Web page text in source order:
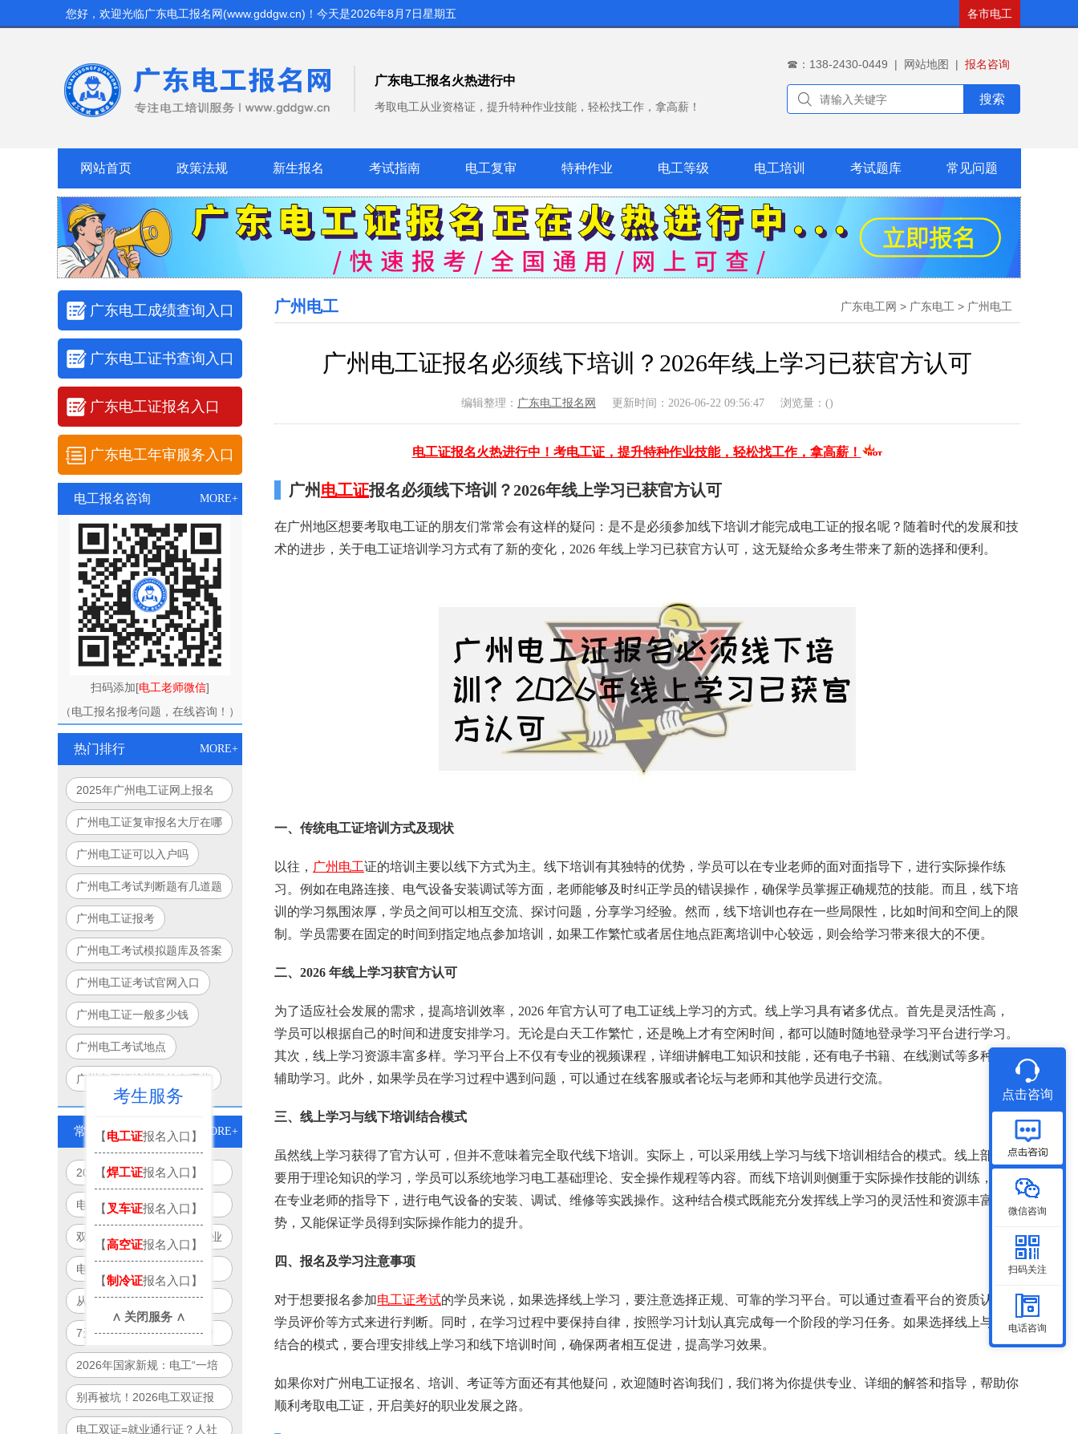
您好，欢迎光临广东电工报名网(www.gddgw.cn) ！今天是2026年8月7日星期五 各市电工
广东电工报名火热进行中
考取电工从业资格证，提升特种作业技能，轻松找工作，拿高薪！
☎：138-2430-0449 | 网站地图 | 报名咨询
搜索
网站首页 政策法规 新生报名 考试指南 电工复审 特种作业 电工等级 电工培训 考试题库 常见问题
广东电工成绩查询入口
广东电工证书查询入口
广东电工证报名入口
广东电工年审服务入口
电工报名咨询 MORE+
扫码添加[电工老师微信]
（电工报名报考问题，在线咨询！）
热门排行 MORE+
2025年广州电工证网上报名
入口官网指南
广州电工证复审报名大厅在哪
里
广州电工证可以入户吗
广州电工考试判断题有几道题
广州电工证报考
广州电工考试模拟题库及答案
广州电工证考试官网入口
广州电工证一般多少钱
广州电工考试地点
广州电工证培训学校有哪些
常见问题 MORE+
2026年电工双证培训新模
式：免重复培训、跨省通用、
线上+线下
电工证别再单考！2026年
起“双证合一”成就业硬门槛
双证电工薪资直涨50%！企业
抢人真相：单证已过时
电工双证补贴最高8000元？
2026年全国32城可申领清单
曝光
从月薪5000到12000：双证
电工职业晋升路径全图解
7天拿双证？广州电工可报！
政府补贴项目制培训全解析
2026年国家新规：电工“一培
双证”合法落地，一次培训拿
双证！
别再被坑！2026电工双证报
名避雷指南：官方渠道+防骗
电工双证=就业通行证？人社
广东电工网 > 广东电工 > 广州电工
广州电工
广州电工证报名必须线下培训？2026年线上学习已获官方认可
编辑整理： 广东电工报名网 更新时间：2026-06-22 09:56:47 浏览量：()
电工证报名火热进行中！考电工证，提升特种作业技能，轻松找工作，拿高薪！
广州电工证报名必须线下培训？2026年线上学习已获官方认可
在广州地区想要考取电工证的朋友们常常会有这样的疑问：是不是必须参加线下培训才能完成电工证的报名呢？随着时代的发展和技
术的进步，关于电工证培训学习方式有了新的变化，2026 年线上学习已获官方认可，这无疑给众多考生带来了新的选择和便利。
一、传统电工证培训方式及现状
以往， 广州电工证的培训主要以线下方式为主。线下培训有其独特的优势，学员可以在专业老师的面对面指导下，进行实际操作练
习。例如在电路连接、电气设备安装调试等方面，老师能够及时纠正学员的错误操作，确保学员掌握正确规范的技能。而且，线下培
训的学习氛围浓厚，学员之间可以相互交流、探讨问题，分享学习经验。然而，线下培训也存在一些局限性，比如时间和空间上的限
制。学员需要在固定的时间到指定地点参加培训，如果工作繁忙或者居住地点距离培训中心较远，则会给学习带来很大的不便。
二、2026 年线上学习获官方认可
为了适应社会发展的需求，提高培训效率，2026 年官方认可了电工证线上学习的方式。线上学习具有诸多优点。首先是灵活性高，
学员可以根据自己的时间和进度安排学习。无论是白天工作繁忙，还是晚上才有空闲时间，都可以随时随地登录学习平台进行学习。
其次，线上学习资源丰富多样。学习平台上不仅有专业的视频课程，详细讲解电工知识和技能，还有电子书籍、在线测试等多种形式
辅助学习。此外，如果学员在学习过程中遇到问题，可以通过在线客服或者论坛与老师和其他学员进行交流。
三、线上学习与线下培训结合模式
虽然线上学习获得了官方认可，但并不意味着完全取代线下培训。实际上，可以采用线上学习与线下培训相结合的模式。线上部分主
要用于理论知识的学习，学员可以系统地学习电工基础理论、安全操作规程等内容。而线下培训则侧重于实际操作技能的训练，学员
在专业老师的指导下，进行电气设备的安装、调试、维修等实践操作。这种结合模式既能充分发挥线上学习的灵活性和资源丰富的优
势，又能保证学员得到实际操作能力的提升。
四、报名及学习注意事项
对于想要报名参加电工证考试的学员来说，如果选择线上学习，要注意选择正规、可靠的学习平台。可以通过查看平台的资质认证、
学员评价等方式来进行判断。同时，在学习过程中要保持自律，按照学习计划认真完成每一个阶段的学习任务。如果选择线上与线下
结合的模式，要合理安排线上学习和线下培训时间，确保两者相互促进，提高学习效果。
如果你对广州电工证报名、培训、考证等方面还有其他疑问，欢迎随时咨询我们，我们将为你提供专业、详细的解答和指导，帮助你
顺利考取电工证，开启美好的职业发展之路。
考生服务
【电工证报名入口】
【焊工证报名入口】
【 叉车证报名入口】
【高空证报名入口】
【制冷证报名入口】
∧ 关闭服务 ∧
点击咨询
微信咨询
扫码关注
电话咨询